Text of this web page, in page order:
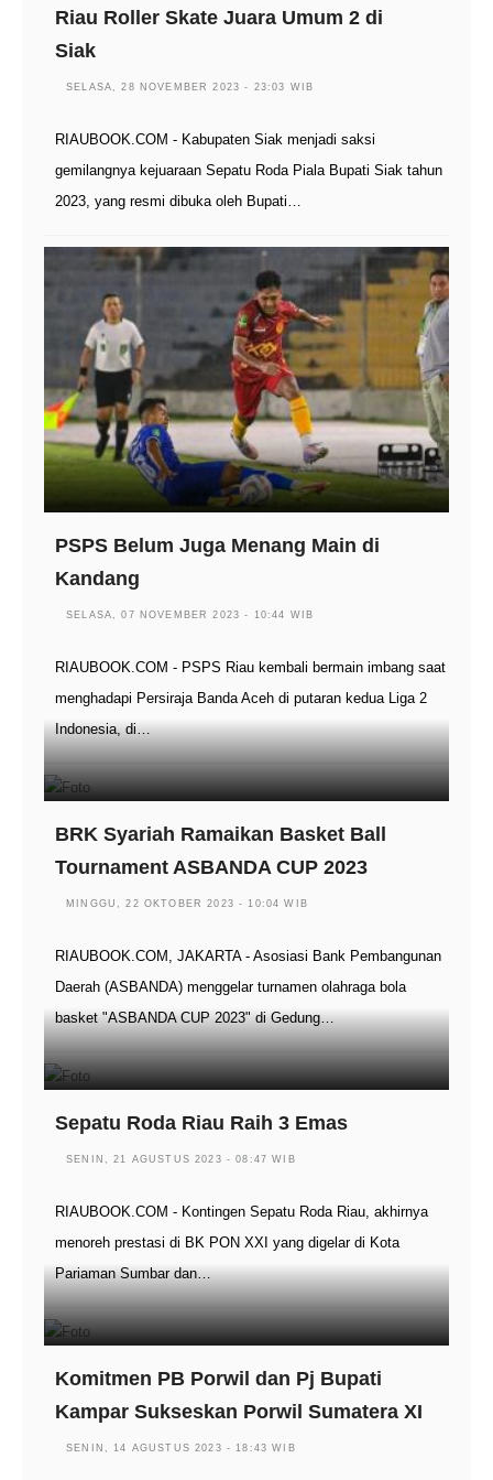
Riau Roller Skate Juara Umum 2 di
Siak
SELASA, 28 NOVEMBER 2023 - 23:03 WIB
RIAUBOOK.COM - Kabupaten Siak menjadi saksi
gemilangnya kejuaraan Sepatu Roda Piala Bupati Siak tahun
2023, yang resmi dibuka oleh Bupati…
PSPS Belum Juga Menang Main di
Kandang
SELASA, 07 NOVEMBER 2023 - 10:44 WIB
RIAUBOOK.COM - PSPS Riau kembali bermain imbang saat
menghadapi Persiraja Banda Aceh di putaran kedua Liga 2
Indonesia, di…
BRK Syariah Ramaikan Basket Ball
Tournament ASBANDA CUP 2023
MINGGU, 22 OKTOBER 2023 - 10:04 WIB
RIAUBOOK.COM, JAKARTA - Asosiasi Bank Pembangunan
Daerah (ASBANDA) menggelar turnamen olahraga bola
basket "ASBANDA CUP 2023" di Gedung…
Sepatu Roda Riau Raih 3 Emas
SENIN, 21 AGUSTUS 2023 - 08:47 WIB
RIAUBOOK.COM - Kontingen Sepatu Roda Riau, akhirnya
menoreh prestasi di BK PON XXI yang digelar di Kota
Pariaman Sumbar dan…
Komitmen PB Porwil dan Pj Bupati
Kampar Sukseskan Porwil Sumatera XI
SENIN, 14 AGUSTUS 2023 - 18:43 WIB